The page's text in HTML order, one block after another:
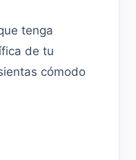
tenga
de tu
cómodo